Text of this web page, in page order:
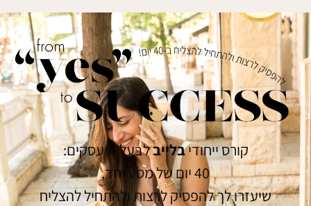
קורס ייחודיבלייבלבעלות עסקים:
40 יום של מסע יחד,
שיעזרו לך להפסיק לרצות ולהתחיל להצליח